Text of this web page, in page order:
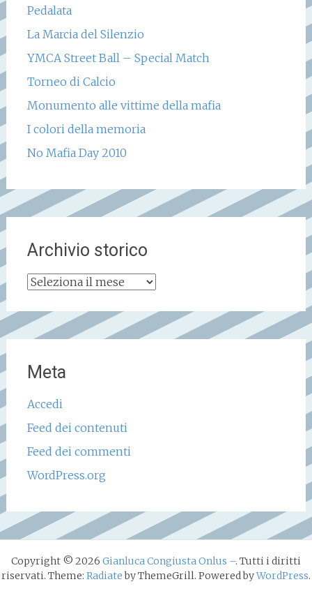
Pedalata
La Marcia del Silenzio
YMCA Street Ball – Special Match
Torneo di Calcio
Monumento alle vittime della mafia
I colori della memoria
No Mafia Day 2010
Archivio storico
Archivio
Meta
Accedi
Feed dei contenuti
Feed dei commenti
WordPress.org
Copyright © 2026 Gianluca Congiusta Onlus –. Tutti i diritti
riservati. Theme: Radiateby ThemeGrill. Powered byWordPress.